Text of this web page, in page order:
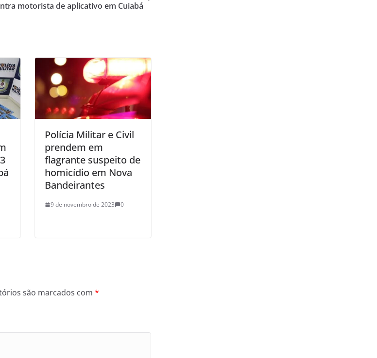
motorista de aplicativo em Cuiabá
Polícia Militar e Civil
prendem em
flagrante suspeito de
homicídio em Nova
Bandeirantes
9 de novembro de 2023 0
são marcados com *